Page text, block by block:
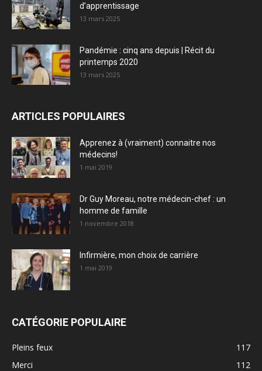
d’apprentissage
13 mars 2025
Pandémie : cinq ans depuis | Récit du
printemps 2020
13 mars 2025
ARTICLES POPULAIRES
Apprenez à (vraiment) connaitre nos
médecins!
1 mai 2019
Dr Guy Moreau, notre médecin-chef : un
homme de famille
1 novembre 2018
Infirmière, mon choix de carrière
1 mai 2019
CATÉGORIE POPULAIRE
Pleins feux
117
Merci
112